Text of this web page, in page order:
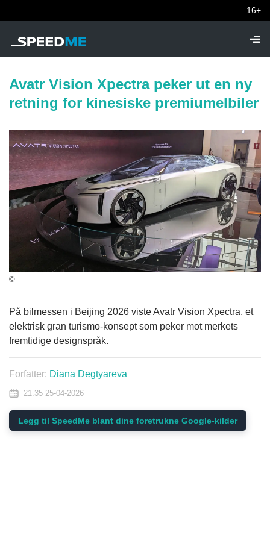
16+
Avatr Vision Xpectra peker ut en ny
retning for kinesiske premiumelbiler
©
På bilmessen i Beijing 2026 viste Avatr Vision Xpectra, et
elektrisk gran turismo-konsept som peker mot merkets
fremtidige designspråk.
Forfatter: Diana Degtyareva
21:35 25-04-2026
Legg til SpeedMe blant dine foretrukne Google-kilder